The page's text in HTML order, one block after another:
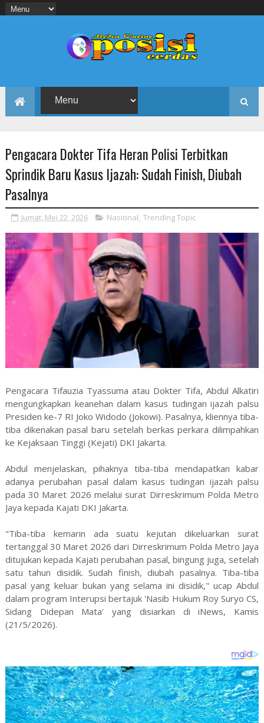
Pengacara Dokter Tifa Heran Polisi Terbitkan
Sprindik Baru Kasus Ijazah: Sudah Finish, Diubah
Pasalnya
Jumat, Mei 22, 2026 Nasional, Trending Topic
Pengacara Tifauzia Tyassuma atau Dokter Tifa, Abdul Alkatiri
mengungkapkan keanehan dalam kasus tudingan ijazah palsu
Presiden ke-7 RI Joko Widodo (Jokowi). Pasalnya, kliennya tiba-
tiba dikenakan pasal baru setelah berkas perkara dilimpahkan
ke Kejaksaan Tinggi (Kejati) DKI Jakarta.
Abdul menjelaskan, pihaknya tiba-tiba mendapatkan kabar
adanya perubahan pasal dalam kasus tudingan ijazah palsu
pada 30 Maret 2026 melalui surat Dirreskrimum Polda Metro
Jaya kepada Kajati DKI Jakarta.
"Tiba-tiba kemarin ada suatu kejutan dikeluarkan surat
tertanggal 30 Maret 2026 dari Dirreskrimum Polda Metro Jaya
ditujukan kepada Kajati perubahan pasal, bingung juga, setelah
satu tahun disidik. Sudah finish, diubah pasalnya. Tiba-tiba
pasal yang keluar bukan yang selama ini disidik," ucap Abdul
dalam program Interupsi bertajuk 'Nasib Hukum Roy Suryo CS,
Sidang Didepan Mata' yang disiarkan di iNews, Kamis
(21/5/2026).